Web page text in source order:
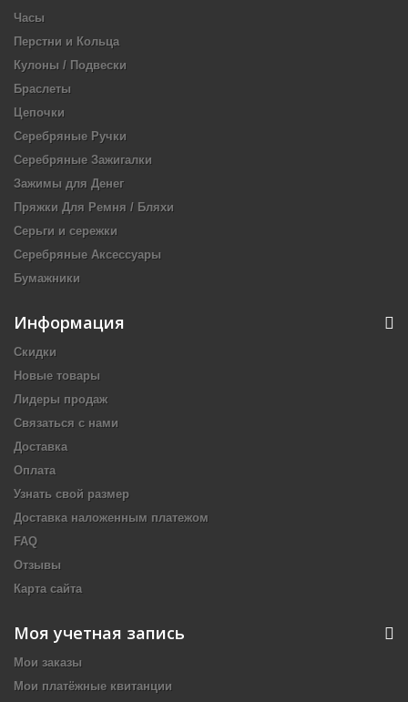
Часы
Перстни и Кольца
Кулоны / Подвески
Браслеты
Цепочки
Серебряные Ручки
Серебряные Зажигалки
Зажимы для Денег
Пряжки Для Ремня / Бляхи
Серьги и сережки
Серебряные Аксессуары
Бумажники
Информация
Скидки
Новые товары
Лидеры продаж
Связаться с нами
Доставка
Оплата
Узнать свой размер
Доставка наложенным платежом
FAQ
Отзывы
Карта сайта
Моя учетная запись
Мои заказы
Мои платёжные квитанции